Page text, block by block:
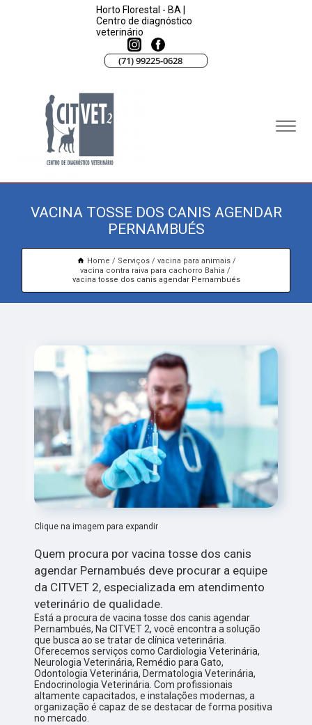
Horto Florestal - BA |
Centro de diagnóstico
veterinário
(71) 99225-0628
VACINA TOSSE DOS CANIS AGENDAR
PERNAMBUÉS
Home Serviços
vacina para animais
vacina contra raiva para cachorro Bahia
vacina tosse dos canis agendar Pernambués
Clique na imagem para expandir
Quem procura por vacina tosse dos canis
agendar Pernambués deve procurar a equipe
da CITVET 2, especializada em atendimento
veterinário de qualidade.
Está a procura de vacina tosse dos canis agendar
Pernambués, Na CITVET 2, você encontra a solução
que busca ao se tratar de clínica veterinária.
Oferecemos serviços como Cardiologia Veterinária,
Neurologia Veterinária, Remédio para Gato,
Odontologia Veterinária, Dermatologia Veterinária,
Endocrinologia Veterinária. Com profissionais
altamente capacitados, e instalações modernas, a
organização é capaz de se destacar de forma positiva
no mercado.